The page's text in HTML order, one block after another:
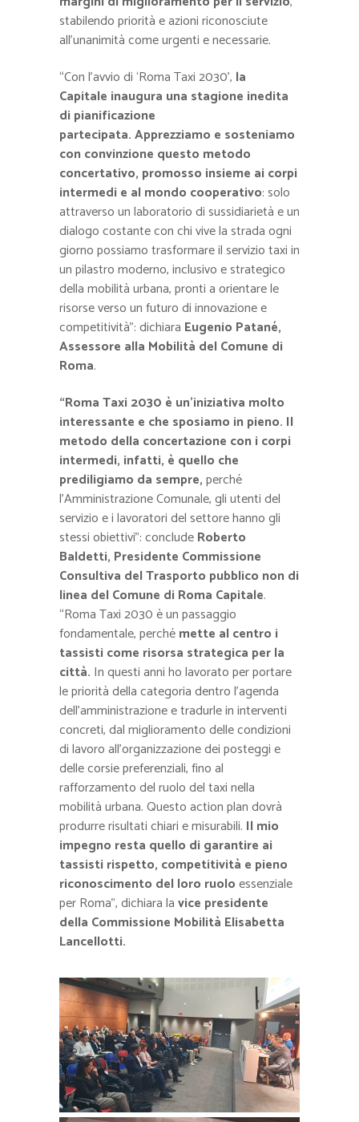
stabilendo priorità e azioni riconosciute
all’unanimità come urgenti e necessarie.
“Con l’avvio di ‘Roma Taxi 2030’, la
Capitale inaugura una stagione inedita
di pianificazione
partecipata.Apprezziamo e sosteniamo
con convinzione questo metodo
concertativo, promosso insieme ai corpi
intermedi e al mondo cooperativo: solo
attraverso un laboratorio di sussidiarietà e un
dialogo costante con chi vive la strada ogni
giorno possiamo trasformare il servizio taxi in
un pilastro moderno, inclusivo e strategico
della mobilità urbana, pronti a orientare le
risorse verso un futuro di innovazione e
competitività”: dichiara Eugenio Patané,
Assessore alla Mobilità del Comune di
Roma.
“Roma Taxi 2030 è un’iniziativa molto
interessante e che sposiamo in pieno. Il
metodo della concertazione con i corpi
intermedi, infatti, è quello che
prediligiamo da sempre,perché
l’Amministrazione Comunale, gli utenti del
servizio e i lavoratori del settore hanno gli
stessi obiettivi”: concludeRoberto
Baldetti, Presidente Commissione
Consultiva del Trasporto pubblico non di
linea del Comune di Roma Capitale.
“Roma Taxi 2030 è un passaggio
fondamentale, perchémette al centro i
tassisti come risorsa strategica per la
città. In questi anni ho lavorato per portare
le priorità della categoria dentro l’agenda
dell’amministrazione e tradurle in interventi
concreti, dal miglioramento delle condizioni
di lavoro all’organizzazione dei posteggi e
delle corsie preferenziali, fino al
rafforzamento del ruolo del taxi nella
mobilità urbana. Questo action plan dovrà
produrre risultati chiari e misurabili. Il mio
impegno resta quello di garantire ai
tassisti rispetto, competitività e pieno
riconoscimento del loro ruoloessenziale
per Roma”, dichiara lavice presidente
della Commissione Mobilità Elisabetta
Lancellotti.